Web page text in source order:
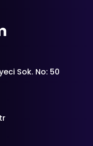
Sok. No: 50